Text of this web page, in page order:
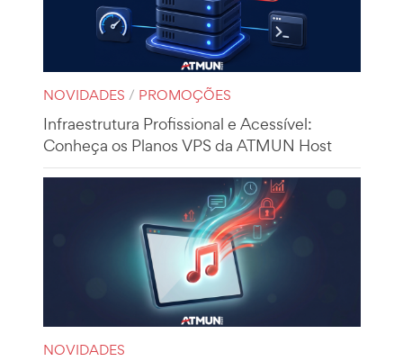
NOVIDADES / PROMOÇÕES
Infraestrutura Profissional e Acessível:
Conheça os Planos VPS da ATMUN Host
NOVIDADES